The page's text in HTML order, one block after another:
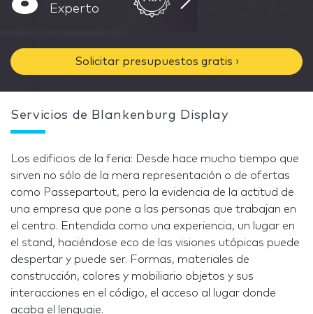
Experto
Solicitar presupuestos gratis ›
Servicios de Blankenburg Display
Los edificios de la feria: Desde hace mucho tiempo que
sirven no sólo de la mera representación o de ofertas
como Passepartout, pero la evidencia de la actitud de
una empresa que pone a las personas que trabajan en
el centro. Entendida como una experiencia, un lugar en
el stand, haciéndose eco de las visiones utópicas puede
despertar y puede ser. Formas, materiales de
construcción, colores y mobiliario objetos y sus
interacciones en el código, el acceso al lugar donde
acaba el lenguaje.